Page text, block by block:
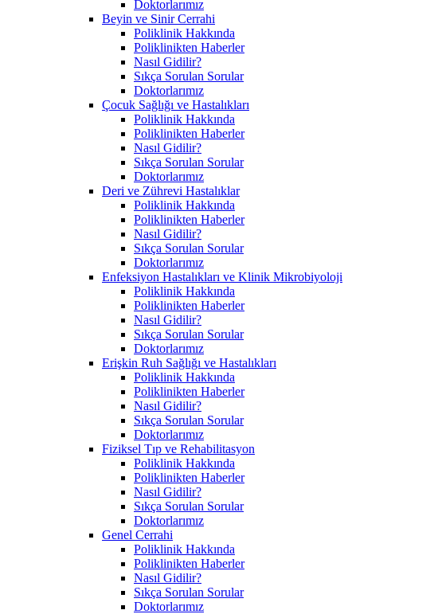
Doktorlarımız
Beyin ve Sinir Cerrahi
Poliklinik Hakkında
Poliklinikten Haberler
Nasıl Gidilir?
Sıkça Sorulan Sorular
Doktorlarımız
Çocuk Sağlığı ve Hastalıkları
Poliklinik Hakkında
Poliklinikten Haberler
Nasıl Gidilir?
Sıkça Sorulan Sorular
Doktorlarımız
Deri ve Zührevi Hastalıklar
Poliklinik Hakkında
Poliklinikten Haberler
Nasıl Gidilir?
Sıkça Sorulan Sorular
Doktorlarımız
Enfeksiyon Hastalıkları ve Klinik Mikrobiyoloji
Poliklinik Hakkında
Poliklinikten Haberler
Nasıl Gidilir?
Sıkça Sorulan Sorular
Doktorlarımız
Erişkin Ruh Sağlığı ve Hastalıkları
Poliklinik Hakkında
Poliklinikten Haberler
Nasıl Gidilir?
Sıkça Sorulan Sorular
Doktorlarımız
Fiziksel Tıp ve Rehabilitasyon
Poliklinik Hakkında
Poliklinikten Haberler
Nasıl Gidilir?
Sıkça Sorulan Sorular
Doktorlarımız
Genel Cerrahi
Poliklinik Hakkında
Poliklinikten Haberler
Nasıl Gidilir?
Sıkça Sorulan Sorular
Doktorlarımız